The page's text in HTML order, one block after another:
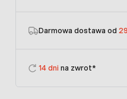
Darmowa dostawa od
14 dni na zwrot*